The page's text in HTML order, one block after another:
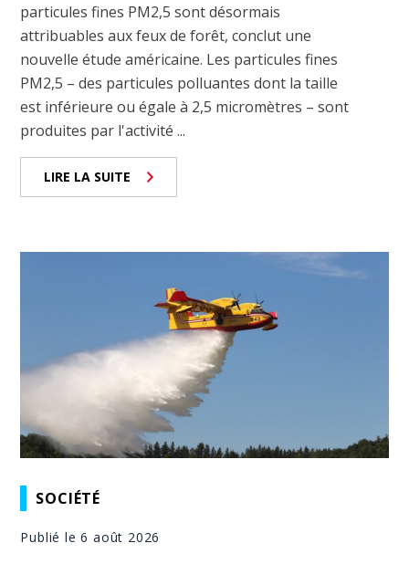
particules fines PM2,5 sont désormais
attribuables aux feux de forêt, conclut une
nouvelle étude américaine. Les particules fines
PM2,5 – des particules polluantes dont la taille
est inférieure ou égale à 2,5 micromètres – sont
produites par l'activité ...
LIRE LA SUITE
SOCIÉTÉ
Publié le 6 août 2026